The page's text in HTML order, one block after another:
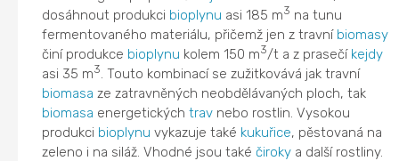
dosáhnout produkci bioplynu asi 185 m3 na tunu
fermentovaného materiálu, přičemž jen z travní biomasy
činí produkce bioplynu kolem 150 m3/t a z prasečí kejdy
asi 35 m3. Touto kombinací se zužitkovává jak travní
biomasa ze zatravněných neobdělávaných ploch, tak
biomasa energetickýchtrav nebo rostlin. Vysokou
produkci bioplynu vykazuje také kukuřice, pěstovaná na
zeleno i na siláž. Vhodné jsou takéčiroky a další rostliny.